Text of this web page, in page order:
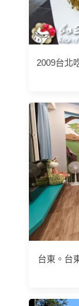
2009台北
台東。台